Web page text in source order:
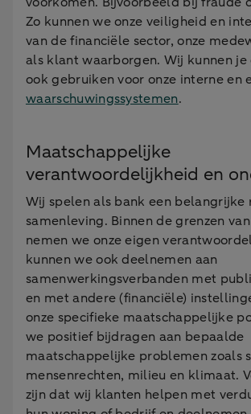
Zo kunnen we onze veiligheid en
van de financiële sector, onze
als klant waarborgen. Wij kunnen je
ook gebruiken voor onze interne en
waarschuwingssystemen.
Maatschappelijke
verantwoordelijkheid en
Wij spelen als bank een belangrijke
samenleving. Binnen de grenzen
nemen we onze eigen
kunnen we ook deelnemen aan
samenwerkingsverbanden met
en met andere (financiële)
onze specifieke maatschappelijke
we positief bijdragen aan bepaalde
maatschappelijke problemen zoals
mensenrechten, milieu en klimaat.
zijn dat wij klanten helpen met